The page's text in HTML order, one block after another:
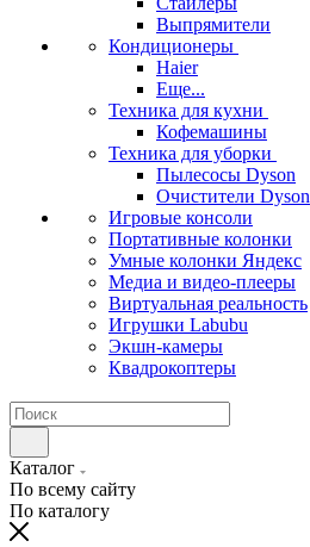
Выпрямители
Кондиционеры
Haier
Еще...
Техника для кухни
Кофемашины
Техника для уборки
Пылесосы Dyson
Очистители Dyson
Игровые консоли
Портативные колонки
Умные колонки Яндекс
Медиа и видео-плееры
Виртуальная реальность
Игрушки Labubu
Экшн-камеры
Квадрокоптеры
Каталог
По всему сайту
По каталогу